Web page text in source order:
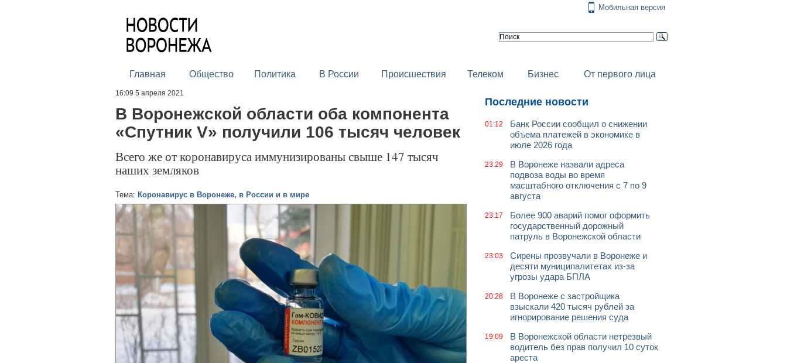
Мобильная версия
Главная Общество Политика В России Происшествия Телеком Бизнес От первого лица
16:09 5 апреля 2021
В Воронежской области оба компонента
«Спутник V» получили 106 тысяч человек
Всего же от коронавируса иммунизированы свыше 147 тысяч
наших земляков
Тема: Коронавирус в Воронеже, в России и в мире
Последние новости
01:12
Банк России сообщил о снижении
объема платежей в экономике в
июле 2026 года
23:29
В Воронеже назвали адреса
подвоза воды во время
масштабного отключения с 7 по 9
августа
23:17
Более 900 аварий помог оформить
государственный дорожный
патруль в Воронежской области
23:03
Сирены прозвучали в Воронеже и
десяти муниципалитетах из-за
угрозы удара БПЛА
20:28
В Воронеже с застройщика
взыскали 420 тысяч рублей за
игнорирование решения суда
19:09
В Воронежской области нетрезвый
водитель без прав получил 10 суток
ареста